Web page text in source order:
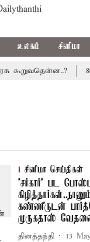
உலகம் சினிமா
கூறுவதென்ன..?
சினிமா செய்திகள்
’சர்கார்’ பட
கண்ணீருடன்
முருகதாஸ்
தினத்தந்தி 13